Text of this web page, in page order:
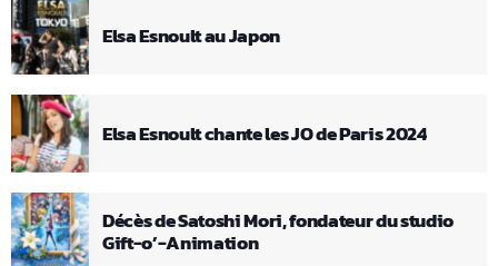
Elsa Esnoult au Japon
Elsa Esnoult chante les JO de Paris 2024
Décès de Satoshi Mori, fondateur du studio
Gift-o’-Animation